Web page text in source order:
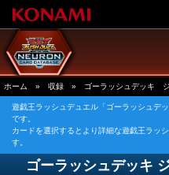
ホーム » 収録 » ゴーラッシュデッキ
遊戯王ラッシュデュエル「ゴーラッシュデ
です。
カードを選択するとより詳細な遊戯王ラッ
す。
ゴーラッシュデッキ